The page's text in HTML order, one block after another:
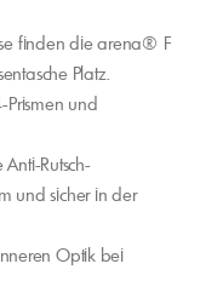
finden die arena® F
Platz.
Prismen und
Rutsch-
und sicher in der
Optik bei